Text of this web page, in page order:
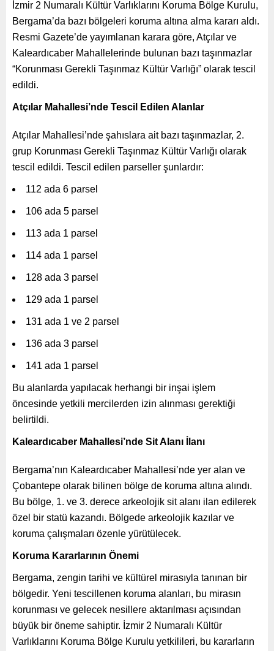
İzmir 2 Numaralı Kültür Varlıklarını Koruma Bölge Kurulu,
Bergama’da bazı bölgeleri koruma altına alma kararı aldı.
Resmi Gazete’de yayımlanan karara göre, Atçılar ve
Kaleardıcaber Mahallelerinde bulunan bazı taşınmazlar
“Korunması Gerekli Taşınmaz Kültür Varlığı” olarak tescil
edildi.
Atçılar Mahallesi’nde Tescil Edilen Alanlar
Atçılar Mahallesi’nde şahıslara ait bazı taşınmazlar, 2.
grup Korunması Gerekli Taşınmaz Kültür Varlığı olarak
tescil edildi. Tescil edilen parseller şunlardır:
112 ada 6 parsel
106 ada 5 parsel
113 ada 1 parsel
114 ada 1 parsel
128 ada 3 parsel
129 ada 1 parsel
131 ada 1 ve 2 parsel
136 ada 3 parsel
141 ada 1 parsel
Bu alanlarda yapılacak herhangi bir inşai işlem
öncesinde yetkili mercilerden izin alınması gerektiği
belirtildi.
Kaleardıcaber Mahallesi’nde Sit Alanı İlanı
Bergama’nın Kaleardıcaber Mahallesi’nde yer alan ve
Çobantepe olarak bilinen bölge de koruma altına alındı.
Bu bölge, 1. ve 3. derece arkeolojik sit alanı ilan edilerek
özel bir statü kazandı. Bölgede arkeolojik kazılar ve
koruma çalışmaları özenle yürütülecek.
Koruma Kararlarının Önemi
Bergama, zengin tarihi ve kültürel mirasıyla tanınan bir
bölgedir. Yeni tescillenen koruma alanları, bu mirasın
korunması ve gelecek nesillere aktarılması açısından
büyük bir öneme sahiptir. İzmir 2 Numaralı Kültür
Varlıklarını Koruma Bölge Kurulu yetkilileri, bu kararların